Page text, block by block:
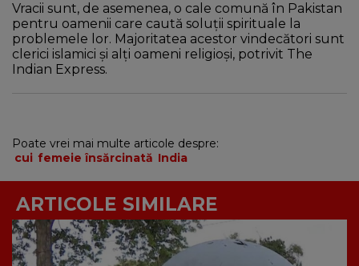
Vracii sunt, de asemenea, o cale comună în Pakistan
pentru oamenii care caută soluții spirituale la
problemele lor. Majoritatea acestor vindecători sunt
clerici islamici și alți oameni religioși, potrivit The
Indian Express.
Poate vrei mai multe articole despre:
cui femeie însărcinată India
ARTICOLE SIMILARE